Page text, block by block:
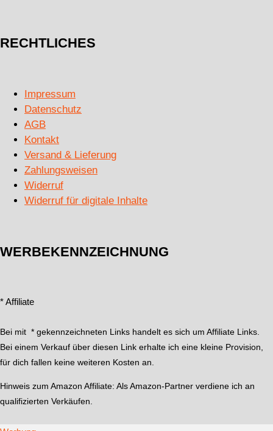
RECHTLICHES
Impressum
Datenschutz
AGB
Kontakt
Versand & Lieferung
Zahlungsweisen
Widerruf
Widerruf für digitale Inhalte
WERBEKENNZEICHNUNG
* Affiliate
Bei mit * gekennzeichneten Links handelt es sich um Affiliate Links.
Bei einem Verkauf über diesen Link erhalte ich eine kleine Provision,
für dich fallen keine weiteren Kosten an.
Hinweis zum Amazon Affiliate: Als Amazon-Partner verdiene ich an
qualifizierten Verkäufen.